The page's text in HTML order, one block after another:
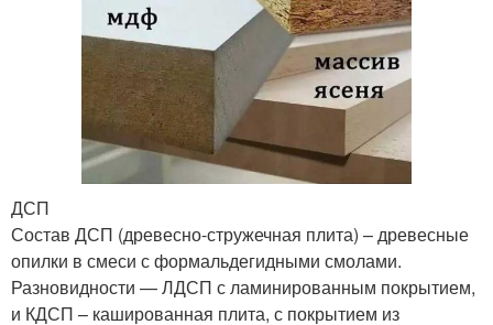
ДСП
Состав ДСП (древесно-стружечная плита) – древесные
опилки в смеси с формальдегидными смолами.
Разновидности — ЛДСП с ламинированным покрытием,
и КДСП – кашированная плита, с покрытием из